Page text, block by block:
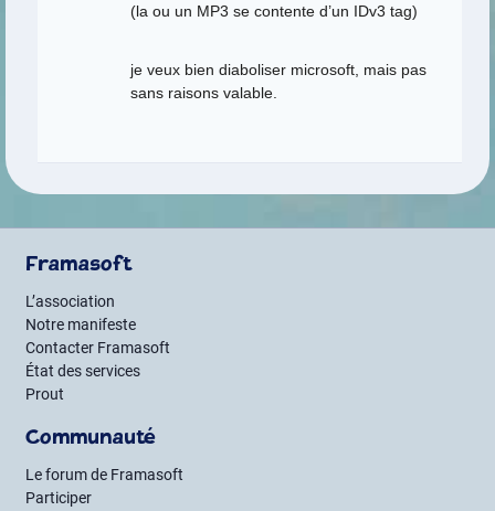
(la ou un MP3 se contente d’un IDv3 tag)
je veux bien diaboliser microsoft, mais pas
sans raisons valable.
Framasoft
L’association
Notre manifeste
Contacter Framasoft
État des services
Prout
Communauté
Le forum de Framasoft
Participer